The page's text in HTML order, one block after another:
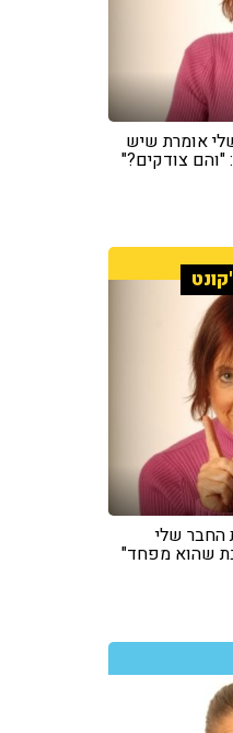
שלי אומרת שיש
"והם צודקים?"
החבר שלי
שהוא מפחד"